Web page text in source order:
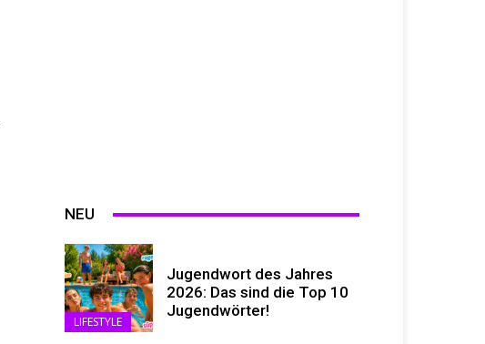
NEU
LIFESTYLE
Jugendwort des Jahres
2026: Das sind die Top 10
Jugendwörter!